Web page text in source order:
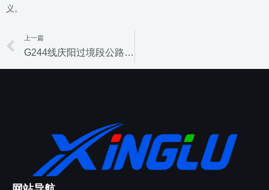
义。
Prev
上一篇
G244线庆阳过境段公路施工总承包项目